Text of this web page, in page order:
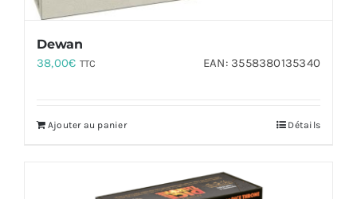
Dewan
38,00€ TTC EAN:3558380135340
Ajouter au panier Détails